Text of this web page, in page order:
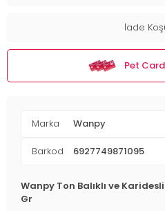
İade
Pet Card
Marka Wanpy
Barkod 6927749871095
Wanpy Ton Balıklı ve
Gr